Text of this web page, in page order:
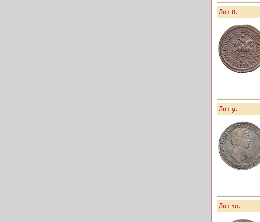
Лот 8.
Лот 9.
Лот 10.